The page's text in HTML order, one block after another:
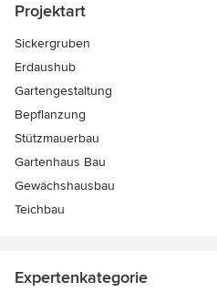
Projektart
Sickergruben
Erdaushub
Gartengestaltung
Bepflanzung
Stützmauerbau
Gartenhaus Bau
Gewächshausbau
Teichbau
Expertenkategorie